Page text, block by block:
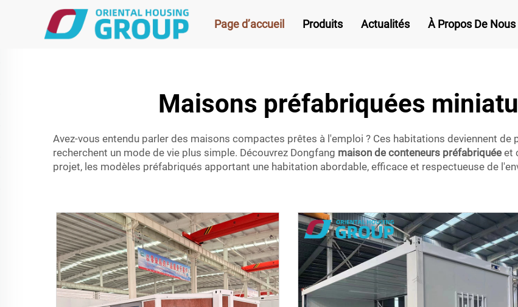
Page d’accueil Produits Actualités À Propos De Nous
Maisons préfabriquées
Avez-vous entendu parler des maisons compactes prêtes à l'emploi ? Ces habitations deviennent de
recherchent un mode de vie plus simple. Découvrez Dongfang maison de conteneurs préfabriquée et
projet, les modèles préfabriqués apportant une habitation abordable, efficace et respectueuse de